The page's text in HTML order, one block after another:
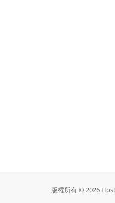
版權所有 © 2026